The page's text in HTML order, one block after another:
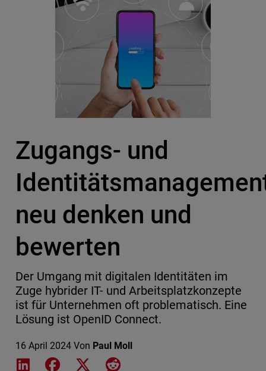
Zugangs- und
neu denken und
bewerten
Der Umgang mit digitalen Identitäten im
Zuge hybrider IT- und Arbeitsplatzkonzepte
ist für Unternehmen oft problematisch. Eine
Lösung ist OpenID Connect.
16 April 2024 Von Paul Moll
Share on LinkedIn
Share on Facebook
Share on XShare on Reddit